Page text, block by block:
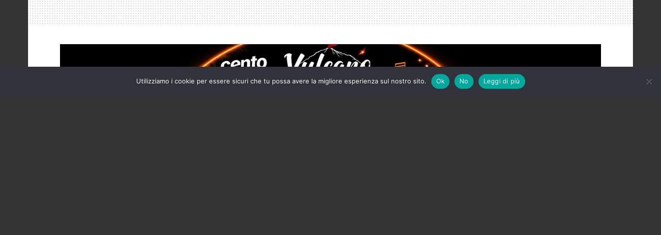
Utilizziamo i cookie per essere sicuri che tu possa avere la migliore esperienza sul nostro sito. Ok No Leggi di più